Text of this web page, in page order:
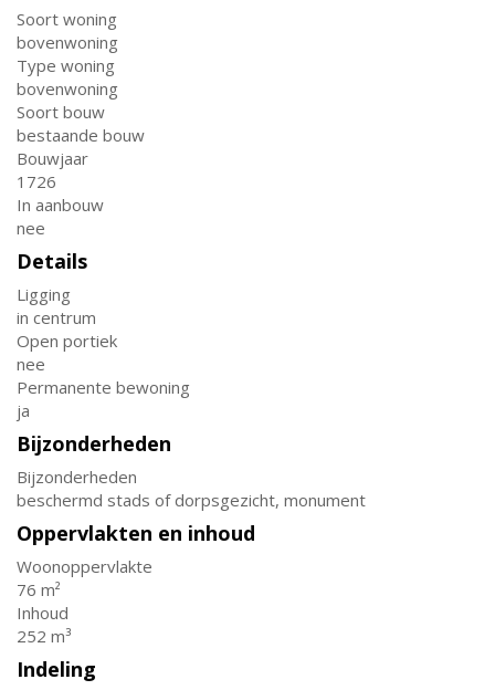
Soort woning
bovenwoning
Type woning
bovenwoning
Soort bouw
bestaande bouw
Bouwjaar
1726
In aanbouw
nee
Details
Ligging
in centrum
Open portiek
nee
Permanente bewoning
ja
Bijzonderheden
Bijzonderheden
beschermd stads of dorpsgezicht, monument
Oppervlakten en inhoud
Woonoppervlakte
76 m²
Inhoud
252 m³
Indeling